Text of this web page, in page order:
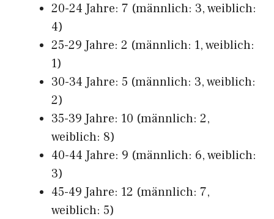
20-24 Jahre: 7 (männlich: 3, weiblich:
4)
25-29 Jahre: 2 (männlich: 1, weiblich:
1)
30-34 Jahre: 5 (männlich: 3, weiblich:
2)
35-39 Jahre: 10 (männlich: 2,
weiblich: 8)
40-44 Jahre: 9 (männlich: 6, weiblich:
3)
45-49 Jahre: 12 (männlich: 7,
weiblich: 5)